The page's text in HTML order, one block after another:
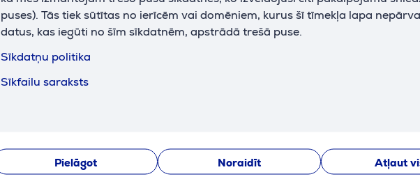
puses). Tās tiek sūtītas no ierīcēm vai domēniem, kurus šī tīmekļa lapa
datus, kas iegūti no šīm sīkdatnēm, apstrādā trešā puse.
Sīkdatņu politika
Sīkfailu saraksts
Pielāgot Noraidīt Atļaut
24.99 € 99.99 €